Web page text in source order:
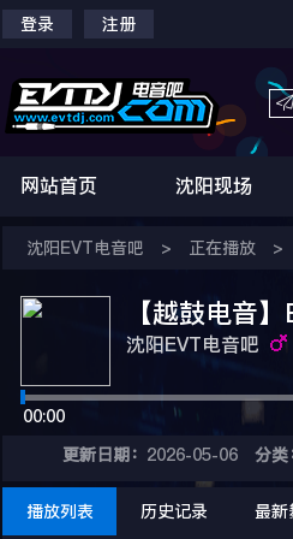
登录 注册
网站首页 沈阳现场
沈阳EVT电音吧 > 正在播放 >
【越鼓电音
沈阳EVT电音吧
00:00
更新日期： 2026-05-06 分类
播放列表 历史记录 最新